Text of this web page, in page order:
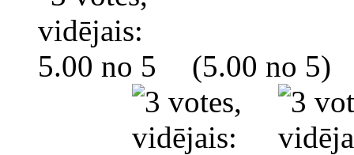
(5.00 no 5)